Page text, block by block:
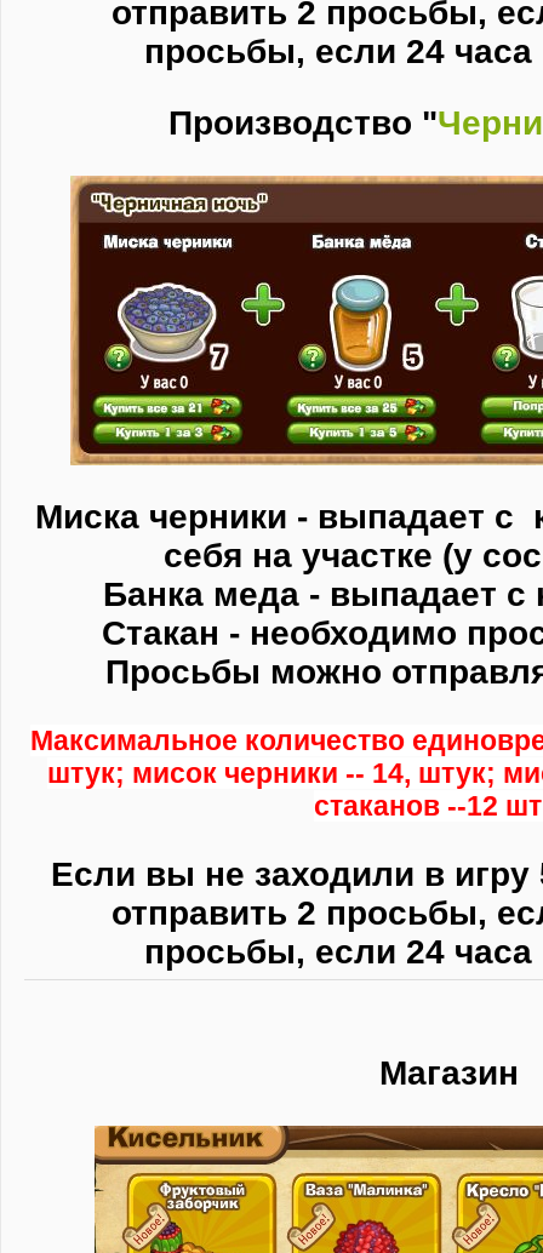
отправить 2 просьбы,
просьбы, если 24
Производство "
Миска черники - выпадает с
себя на участке (у
Банка меда - выпадает с
Стакан - необходимо
Просьбы можно
Максимальное количество
штук; мисок черники -- 14, штук;
стаканов --12
Если вы не заходили в
отправить 2 просьбы,
просьбы, если 24
Магазин